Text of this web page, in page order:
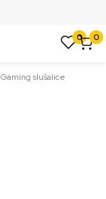
0 0
Gaming slušalice